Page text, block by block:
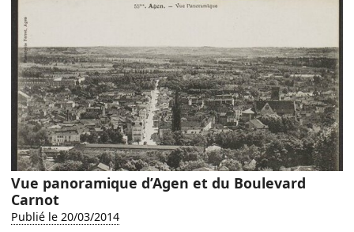
Vue panoramique d’Agen et du Boulevard
Carnot
Publié le 20/03/2014